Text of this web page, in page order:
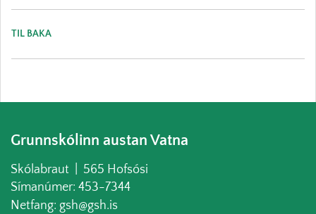
TIL BAKA
Grunnskólinn austan Vatna
Skólabraut | 565 Hofsósi
Símanúmer: 453-7344
Netfang: gsh@gsh.is